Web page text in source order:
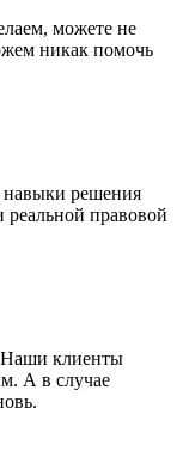
можете не
никак помочь
решения
реальной правовой
клиенты
А в случае